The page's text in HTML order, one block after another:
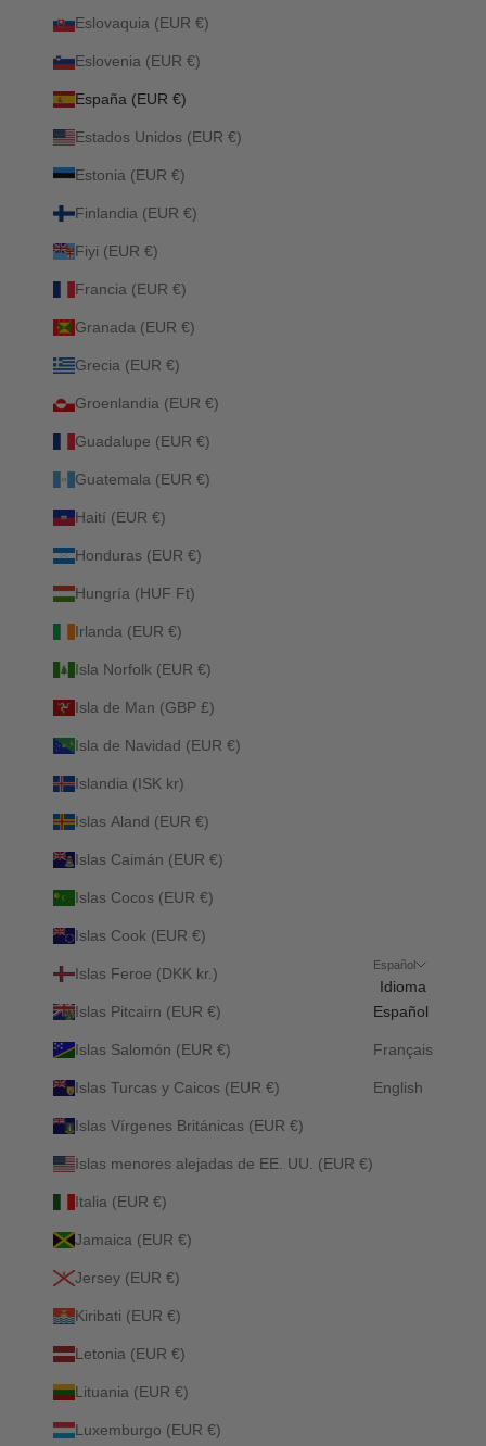
Eslovaquia (EUR €)
Eslovenia (EUR €)
España (EUR €)
Estados Unidos (EUR €)
Estonia (EUR €)
Finlandia (EUR €)
Fiyi (EUR €)
Francia (EUR €)
Granada (EUR €)
Grecia (EUR €)
Groenlandia (EUR €)
Guadalupe (EUR €)
Guatemala (EUR €)
Haití (EUR €)
Honduras (EUR €)
Hungría (HUF Ft)
Irlanda (EUR €)
Isla Norfolk (EUR €)
Isla de Man (GBP £)
Isla de Navidad (EUR €)
Islandia (ISK kr)
Islas Aland (EUR €)
Islas Caimán (EUR €)
Islas Cocos (EUR €)
Islas Cook (EUR €)
Islas Feroe (DKK kr.)
Islas Pitcairn (EUR €)
Islas Salomón (EUR €)
Islas Turcas y Caicos (EUR €)
Islas Vírgenes Británicas (EUR €)
Islas menores alejadas de EE. UU. (EUR €)
Italia (EUR €)
Jamaica (EUR €)
Jersey (EUR €)
Kiribati (EUR €)
Letonia (EUR €)
Lituania (EUR €)
Luxemburgo (EUR €)
Español
Idioma
Español
Français
English